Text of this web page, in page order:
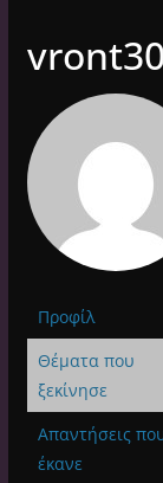
vront30
Προφίλ
Θέματα που
ξεκίνησε
Απαντήσεις
έκανε